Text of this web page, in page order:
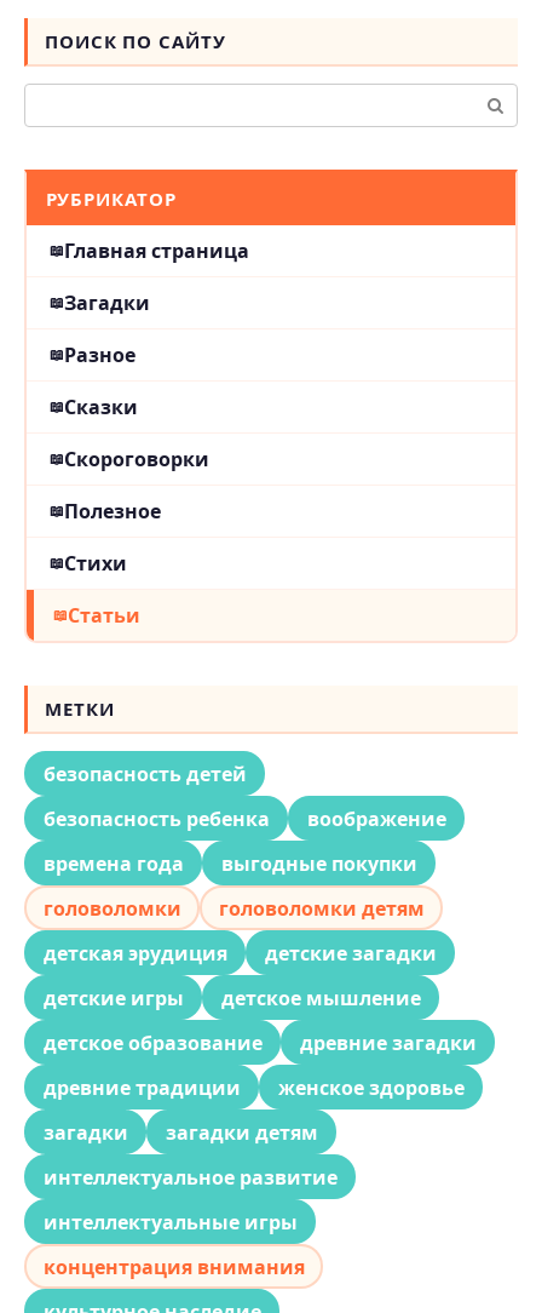
ПОИСК ПО САЙТУ
РУБРИКАТОР
Главная страница
Загадки
Разное
Сказки
Скороговорки
Полезное
Стихи
Статьи
МЕТКИ
безопасность детей
безопасность ребенка
воображение
времена года
выгодные покупки
головоломки
головоломки детям
детская эрудиция
детские загадки
детские игры
детское мышление
детское образование
древние загадки
древние традиции
женское здоровье
загадки
загадки детям
интеллектуальное развитие
интеллектуальные игры
концентрация внимания